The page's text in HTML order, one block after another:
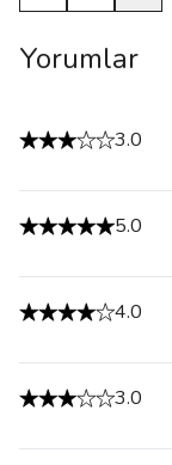
Yorumlar
3.0
5.0
4.0
3.0